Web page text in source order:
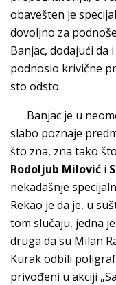
obavešten je
dovoljno za
Banjac, dodajući da
podnosio krivične
sto odsto.
Banjac je u
slabo poznaje
što zna, zna tako
Rodoljub Milović i
nekadašnje
Rekao je da je, u
tom slučaju, jedna
druga da su Milan
Kurak odbili
privođeni u akciji